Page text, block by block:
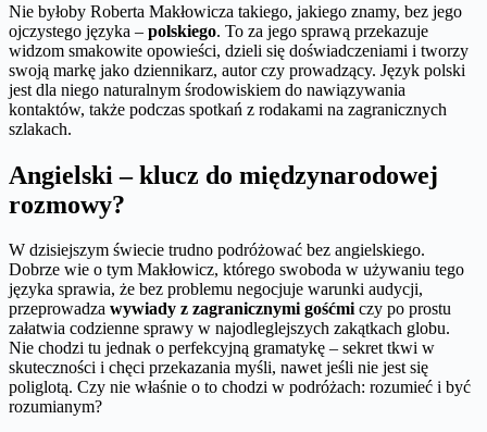
Nie byłoby Roberta Makłowicza takiego, jakiego znamy, bez jego
ojczystego języka – polskiego. To za jego sprawą przekazuje
widzom smakowite opowieści, dzieli się doświadczeniami i tworzy
swoją markę jako dziennikarz, autor czy prowadzący. Język polski
jest dla niego naturalnym środowiskiem do nawiązywania
kontaktów, także podczas spotkań z rodakami na zagranicznych
szlakach.
Angielski – klucz do międzynarodowej
rozmowy?
W dzisiejszym świecie trudno podróżować bez angielskiego.
Dobrze wie o tym Makłowicz, którego swoboda w używaniu tego
języka sprawia, że bez problemu negocjuje warunki audycji,
przeprowadza wywiady z zagranicznymi gośćmiczy po prostu
załatwia codzienne sprawy w najodleglejszych zakątkach globu.
Nie chodzi tu jednak o perfekcyjną gramatykę – sekret tkwi w
skuteczności i chęci przekazania myśli, nawet jeśli nie jest się
poliglotą. Czy nie właśnie o to chodzi w podróżach: rozumieć i być
rozumianym?